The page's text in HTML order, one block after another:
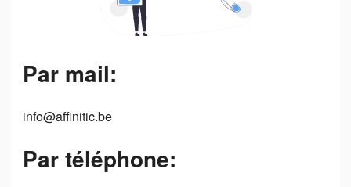
Par mail:
info@affinitic.be
Par téléphone: